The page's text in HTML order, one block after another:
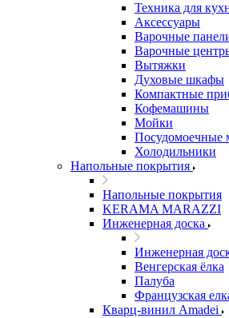
Техника для
Аксессуары
Варочные
Варочные
Вытяжки
Духовые шкафы
Компактные
Кофемашины
Мойки
Холодильники
Напольные покрытия
Напольные покрытия
KERAMA MARAZZI
Инженерная доска
Инженерная
Венгерская ёлка
Палуба
Французская
Кварц-винил Amadei